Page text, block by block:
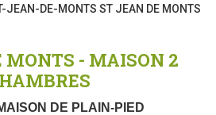
JEAN-DE-MONTS ST JEAN DE MONTS
MONTS - MAISON 2
DE PLAIN-PIED